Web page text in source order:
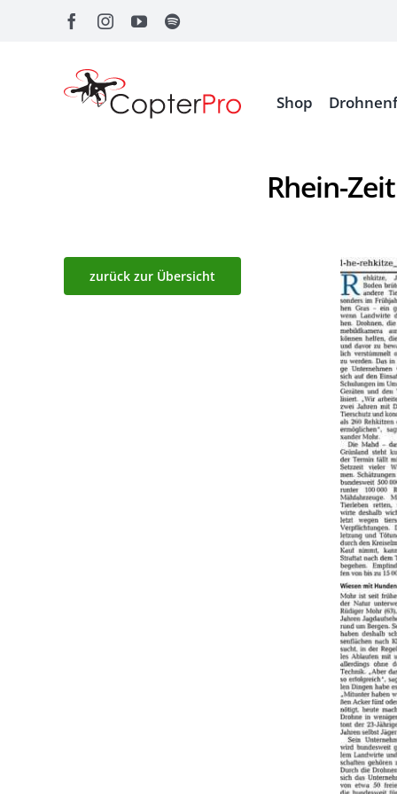
Shop
Rhein-
zurück zur Übersicht